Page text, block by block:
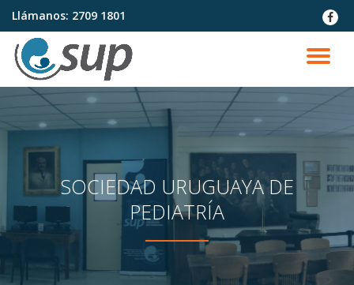
Saltar
contenido
Llámanos: 2709 1801
fa-
SOCIEDAD URUGUAYA DE
PEDIATRÍA